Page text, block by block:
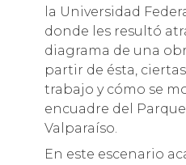
la Universidad
donde les resultó
diagrama de una
partir de ésta,
trabajo y cómo se
encuadre del
Valparaíso.
En este escenario